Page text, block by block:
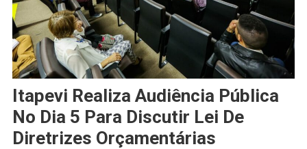
Itapevi Realiza Audiência Pública
No Dia 5 Para Discutir Lei De
Diretrizes Orçamentárias